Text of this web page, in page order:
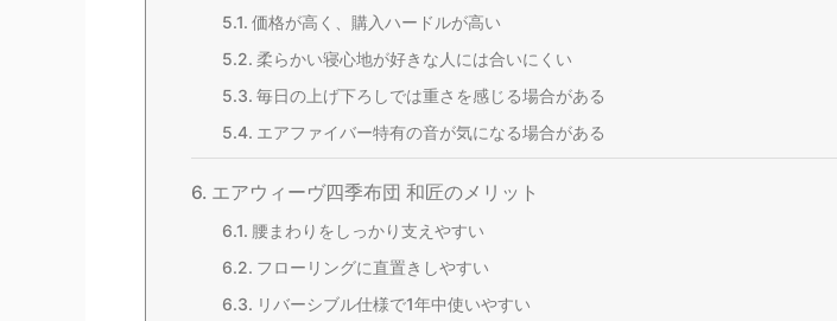
価格が高く、購入ハードルが高い
柔らかい寝心地が好きな人には合いにくい
毎日の上げ下ろしでは重さを感じる場合がある
エアファイバー特有の音が気になる場合がある
エアウィーヴ四季布団 和匠のメリット
腰まわりをしっかり支えやすい
フローリングに直置きしやすい
リバーシブル仕様で1年中使いやすい